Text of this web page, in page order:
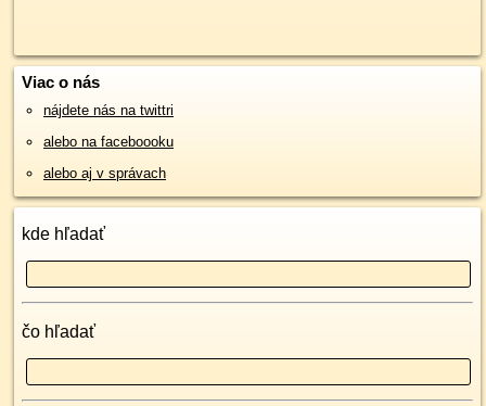
Viac o nás
nájdete nás na twittri
alebo na faceboooku
alebo aj v správach
kde hľadať
čo hľadať